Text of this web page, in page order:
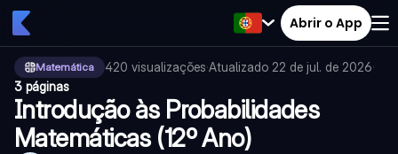
Abrir o App
Matemática 420 visualizações·Atualizado 22 de jul. de 2026·
3 páginas
Introdução às Probabilidades
Matemáticas (12º Ano)